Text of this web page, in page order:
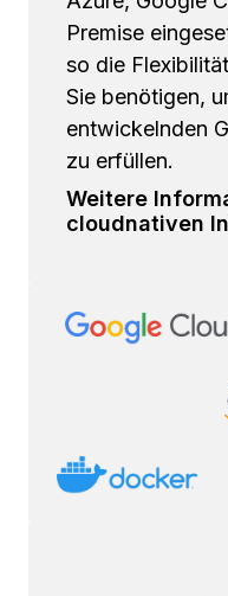
Premise
so die
Sie benötigen,
entwickelnden
zu erfüllen.
Weitere
cloudnativen